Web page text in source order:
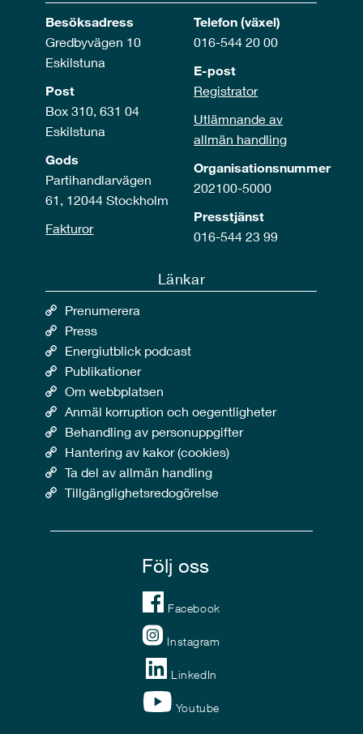
Besöksadress
Gredbyvägen 10
Eskilstuna
Post
Box 310, 631 04
Eskilstuna
Gods
Partihandlarvägen
61, 12044 Stockholm
Fakturor
Telefon (växel)
016-544 20 00
E-post
Registrator
Utlämnande av
allmän handling
Organisationsnummer
202100-5000
Presstjänst
016-544 23 99
Länkar
Prenumerera
Press
Energiutblick podcast
Publikationer
Om webbplatsen
Anmäl korruption och oegentligheter
Behandling av personuppgifter
Hantering av kakor (cookies)
Ta del av allmän handling
Tillgänglighetsredogörelse
Följ oss
Facebook
Instagram
LinkedIn
Youtube